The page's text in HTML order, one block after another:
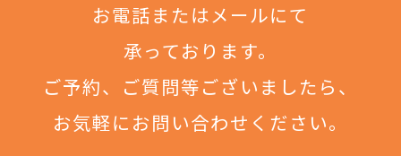
お電話またはメールにて
承っております。
ご予約、ご質問等ございましたら、
お気軽にお問い合わせください。